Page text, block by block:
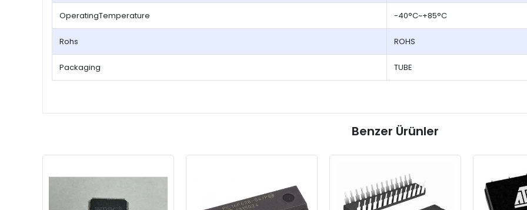
OperatingTemperature -40°C~+85°C
Rohs ROHS
Packaging TUBE
Benzer Ürünler